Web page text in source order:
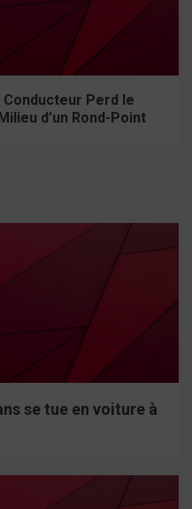
Perd le
d’un Rond-Point
se tue en voiture à